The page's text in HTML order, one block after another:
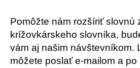
Pomôžte nám rozšíriť slovnú
krížovkárskeho slovníka,
vám aj našim návštevníkom.
môžete poslať e-mailom a po